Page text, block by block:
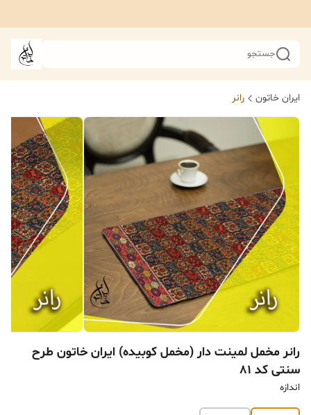
جستجو
ایران خاتون رانر
رانر مخمل لمینت دار (مخمل کوبیده) ایران خاتون طرح
سنتی کد 81
اندازه